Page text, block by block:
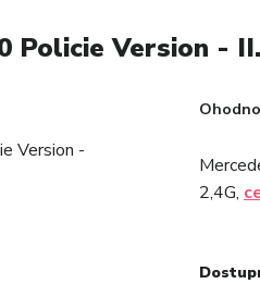
Policie Version -
2,4G,